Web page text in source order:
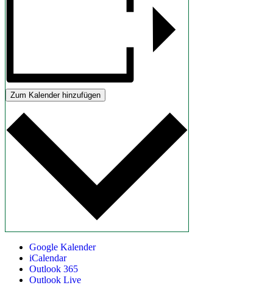
Zum Kalender hinzufügen
Google Kalender
iCalendar
Outlook 365
Outlook Live